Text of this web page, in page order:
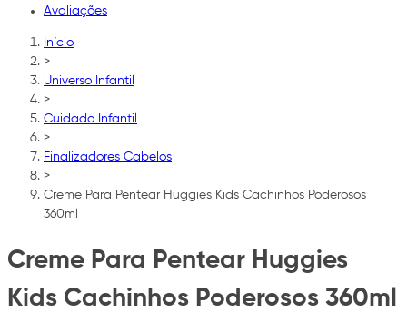
Avaliações
Início
>
Universo Infantil
>
Cuidado Infantil
>
Finalizadores Cabelos
>
Creme Para Pentear Huggies Kids Cachinhos Poderosos
360ml
Creme Para Pentear Huggies
Kids Cachinhos Poderosos 360ml